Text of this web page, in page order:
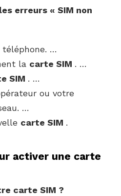
erreurs « SIM non
téléphone. …
la carte SIM . …
SIM . …
ou votre
…
carte SIM .
activer une carte
carte SIM ?